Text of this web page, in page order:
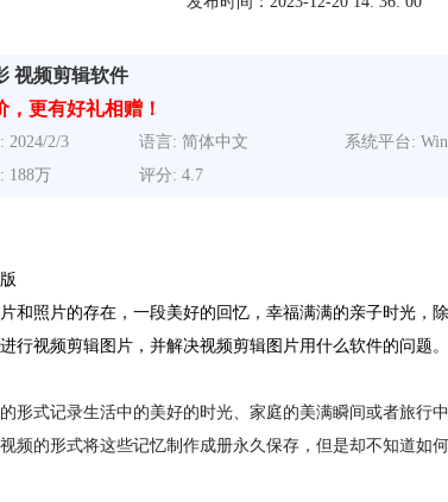
视频剪辑软件
，更有好礼相赠！
2024/2/3 语言: 简体中文
系统平台:
188万
评分: 4.7
和照片的存在，一段美好的回忆，幸福满满的亲子时光，
行视频剪辑图片，并解决视频剪辑图片用什么软件的问题。
形式记录生活中的美好的时光、家庭的美满瞬间或者旅行
频的形式将这些记忆制作成册永久保存，但是却不知道如